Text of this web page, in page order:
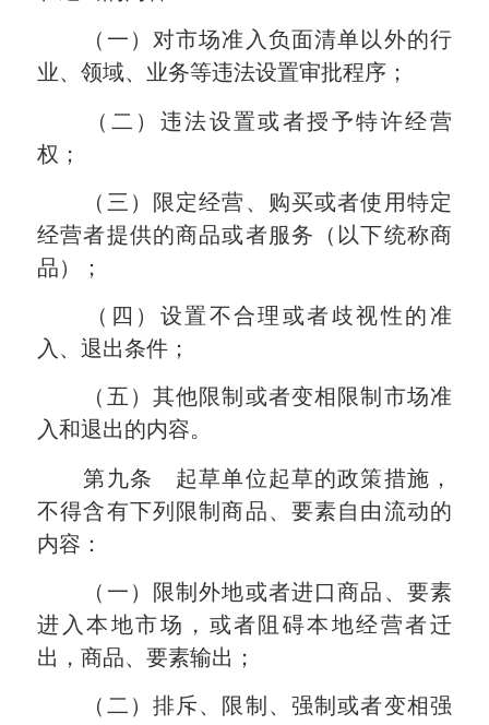
（一）对市场准入负面清单以外的行
业、领域、业务等违法设置审批程序；
（二）违法设置或者授予特许经营
权；
（三）限定经营、购买或者使用特定
经营者提供的商品或者服务（以下统称商
品）；
（四）设置不合理或者歧视性的准
入、退出条件；
（五）其他限制或者变相限制市场准
入和退出的内容。
第九条 起草单位起草的政策措施，
不得含有下列限制商品、要素自由流动的
内容：
（一）限制外地或者进口商品、要素
进入本地市场，或者阻碍本地经营者迁
出，商品、要素输出；
（二）排斥、限制、强制或者变相强